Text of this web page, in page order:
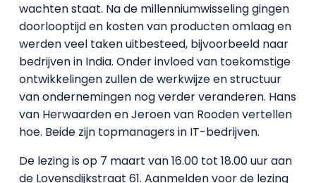
wachten staat. Na de millenniumwisseling gingen
doorlooptijd en kosten van producten omlaag en
werden veel taken uitbesteed, bijvoorbeeld naar
bedrijven in India. Onder invloed van toekomstige
ontwikkelingen zullen de werkwijze en structuur
van ondernemingen nog verder veranderen. Hans
van Herwaarden en Jeroen van Rooden vertellen
hoe. Beide zijn topmanagers in IT-bedrijven.
De lezing is op 7 maart van 16.00 tot 18.00 uur aan
de Lovensdijkstraat 61. Aanmelden voor de lezing